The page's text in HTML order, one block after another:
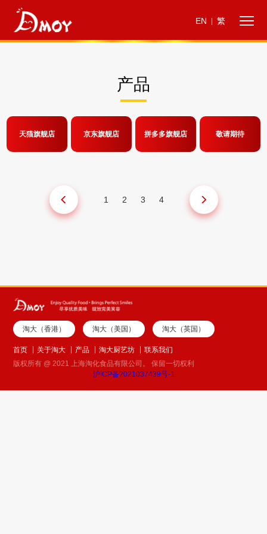
EN 繁
产品
天猫旗舰店 京东旗舰店 拼多多旗舰店 敬请期待
1 2 3 4
淘大（香港） 淘大（美国） 淘大（英国）
首页 关于淘大 产品 淘大厨艺坊
联系我们
版权所有 @ 2021 上海淘化食品有限公司。 保留一切权利
沪ICP备2021037439号-1